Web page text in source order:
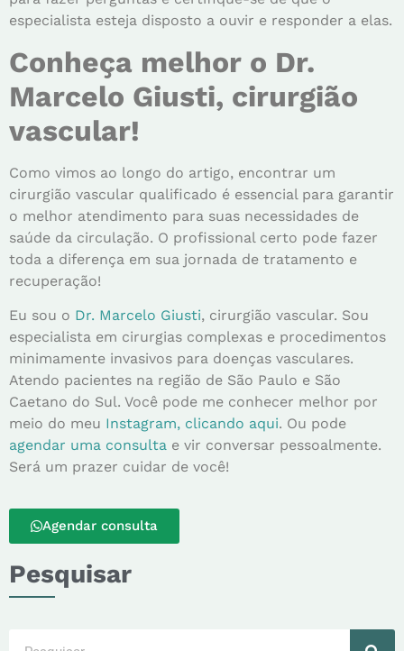
especialista esteja disposto a ouvir e responder a elas.
Conheça melhor o Dr.
Marcelo Giusti, cirurgião
vascular!
Como vimos ao longo do artigo, encontrar um
cirurgião vascular qualificado é essencial para garantir
o melhor atendimento para suas necessidades de
saúde da circulação. O profissional certo pode fazer
toda a diferença em sua jornada de tratamento e
recuperação!
Eu sou o Dr. Marcelo Giusti, cirurgião vascular. Sou
especialista em cirurgias complexas e procedimentos
minimamente invasivos para doenças vasculares.
Atendo pacientes na região de São Paulo e São
Caetano do Sul. Você pode me conhecer melhor por
meio do meu Instagram, clicando aqui. Ou pode
agendar uma consulta e vir conversar pessoalmente.
Será um prazer cuidar de você!
Agendar consulta
Pesquisar